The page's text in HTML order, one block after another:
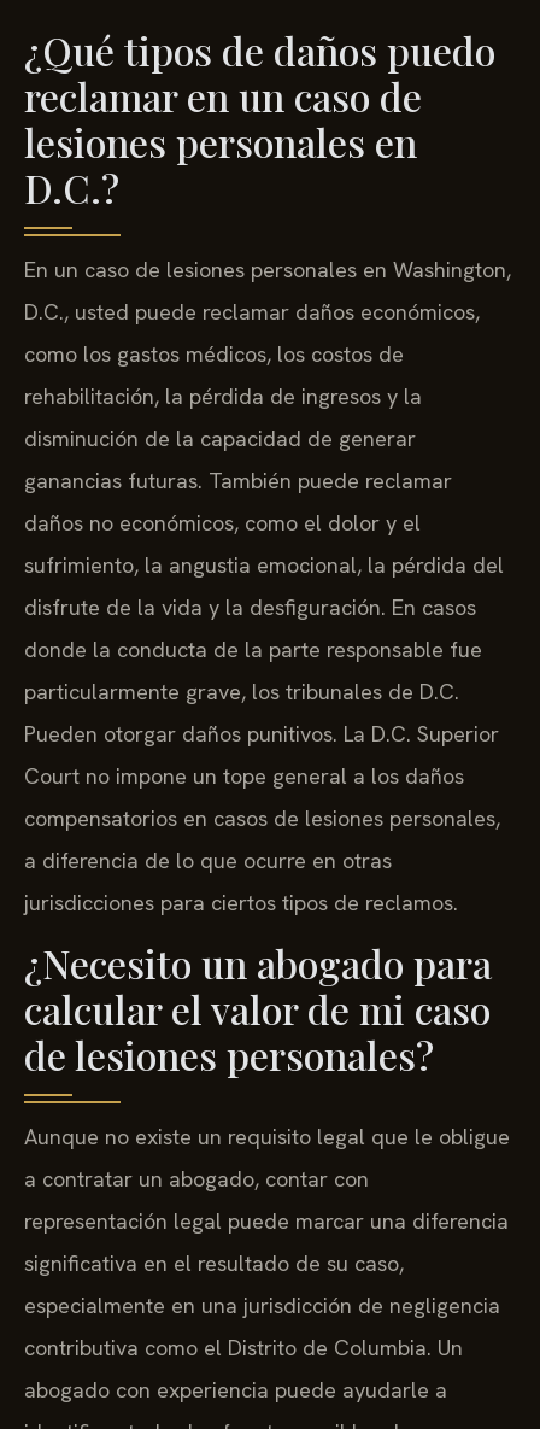
¿Qué tipos de daños puedo
reclamar en un caso de
lesiones personales en
D.C.?
En un caso de lesiones personales en Washington,
D.C., usted puede reclamar daños económicos,
como los gastos médicos, los costos de
rehabilitación, la pérdida de ingresos y la
disminución de la capacidad de generar
ganancias futuras. También puede reclamar
daños no económicos, como el dolor y el
sufrimiento, la angustia emocional, la pérdida del
disfrute de la vida y la desfiguración. En casos
donde la conducta de la parte responsable fue
particularmente grave, los tribunales de D.C.
Pueden otorgar daños punitivos. La D.C. Superior
Court no impone un tope general a los daños
compensatorios en casos de lesiones personales,
a diferencia de lo que ocurre en otras
jurisdicciones para ciertos tipos de reclamos.
¿Necesito un abogado para
calcular el valor de mi caso
de lesiones personales?
Aunque no existe un requisito legal que le obligue
a contratar un abogado, contar con
representación legal puede marcar una diferencia
significativa en el resultado de su caso,
especialmente en una jurisdicción de negligencia
contributiva como el Distrito de Columbia. Un
abogado con experiencia puede ayudarle a